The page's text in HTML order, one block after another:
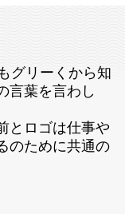
グリーくから知
言葉を言わし
とロゴは仕事や
のために共通の